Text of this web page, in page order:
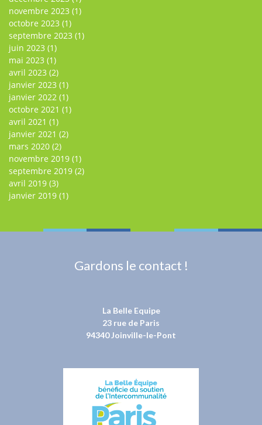
novembre 2023 (1)
octobre 2023 (1)
septembre 2023 (1)
juin 2023 (1)
mai 2023 (1)
avril 2023 (2)
janvier 2023 (1)
janvier 2022 (1)
octobre 2021 (1)
avril 2021 (1)
janvier 2021 (2)
mars 2020 (2)
novembre 2019 (1)
septembre 2019 (2)
avril 2019 (3)
janvier 2019 (1)
Gardons le contact !
La Belle Equipe
23 rue de Paris
94340 Joinville-le-Pont